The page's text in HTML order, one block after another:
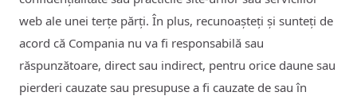
web ale unei terțe părți. În plus, recunoașteți și sunteți de
acord că Compania nu va fi responsabilă sau
răspunzătoare, direct sau indirect, pentru orice daune sau
pierderi cauzate sau presupuse a fi cauzate de sau în